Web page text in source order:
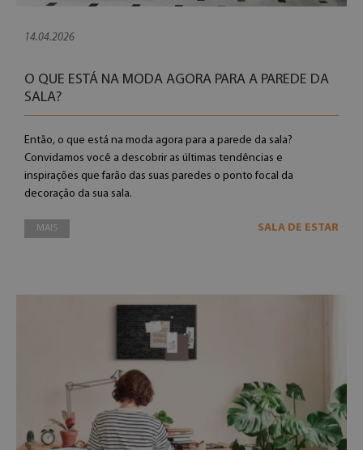
14.04.2026
O QUE ESTÁ NA MODA AGORA PARA A PAREDE DA
SALA?
Então, o que está na moda agora para a parede da sala?
Convidamos você a descobrir as últimas tendências e
inspirações que farão das suas paredes o ponto focal da
decoração da sua sala.
MAIS SALA DE ESTAR